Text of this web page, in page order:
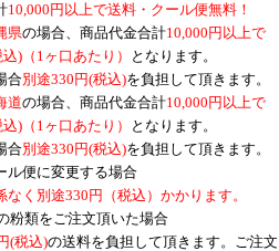
10,000円以上で送料・クール便無料！
県の場合、商品代金合計10,000円以上で
)（1ヶ口あたり）
となります。
合別途330円(税込)を負担して頂きます。
道の場合、商品代金合計10,000円以上で
込) （1ヶ口あたり）
となります。
合別途330円(税込)を負担して頂きます。
ル便に変更する場合
なく別途330円（税込）かかります。
粉類をご注文頂いた場合
(税込)の送料を負担して頂きます。ご注文